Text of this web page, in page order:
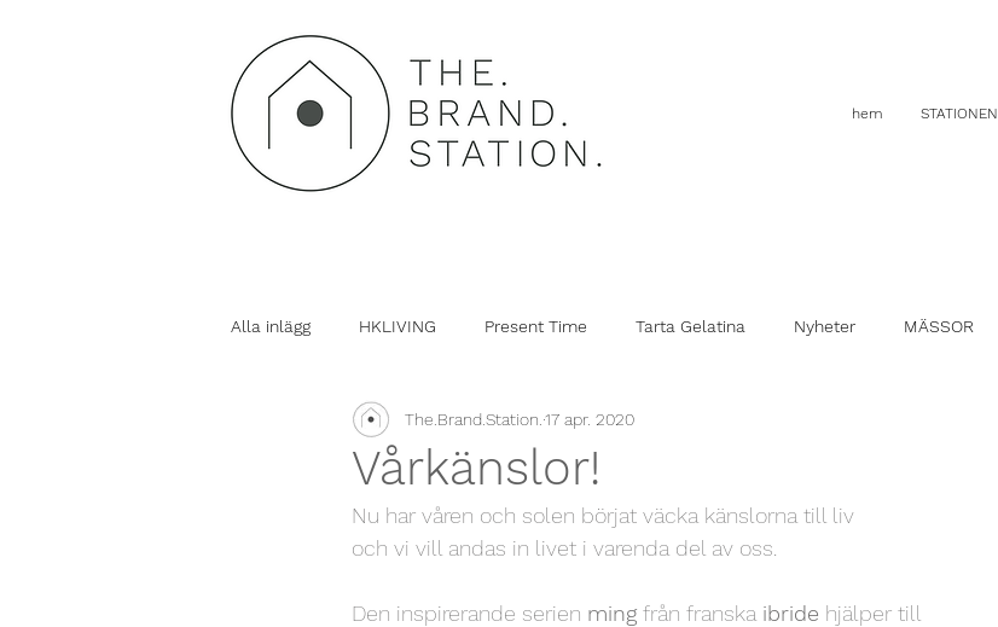
hem STATIONEN
Alla inlägg HKLIVING Present Time Tarta Gelatina Nyheter MÄSSOR
Vårkänslor!
The.Brand.Station. 17 apr. 2020
Nu har våren och solen börjat väcka känslorna till liv
och vi vill andas in livet i varenda del av oss.
Den inspirerande serien ming från franska ibride hjälper till